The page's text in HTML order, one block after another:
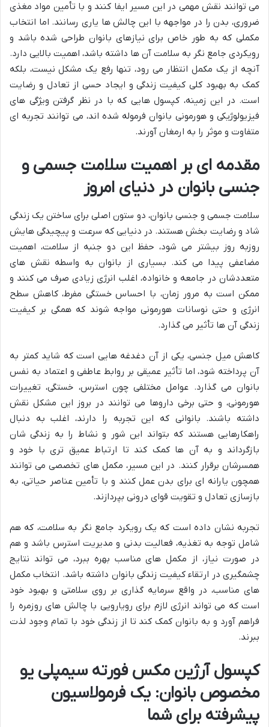
می توانند نقش مهمی در این مسیر ایفا کنند و با تأمین مواد مغذی
ضروری، بدن را در مواجهه با این چالش ها یاری رسانند. اما انتخاب
مکملی که به طور خاص برای نیازهای بانوان طراحی شده باشد و
رویکردی جامع نگر به سلامت آن ها داشته باشد، اهمیت بالایی دارد.
آنچه از یک مکمل انتظار می رود، تنها رفع یک مشکل نیست، بلکه
کمک به بهبود کلی کیفیت زندگی و ایجاد حسی از تعادل و رضایت
است. در این زمینه، کپسول هایی که با در نظر گرفتن ویژگی های
فیزیولوژیکی و هورمونی بانوان فرموله شده اند، می توانند تجربه ای
متفاوت و موثر را به ارمغان آورند.
مقدمه ای بر اهمیت سلامت جسمی و
جنسی بانوان در دنیای امروز
سلامت جسمی و جنسی بانوان، دو ستون اصلی برای ساختن یک زندگی
شاد و رضایت بخش هستند. در دنیایی که سرعت و پیچیدگی هایش
روزبه روز بیشتر می شود، حفظ این دو جنبه از سلامت، اهمیت
مضاعفی پیدا می کند. بسیاری از بانوان به واسطه نقش های
متعددشان در جامعه و خانواده، اغلب انرژی زیادی صرف می کنند و
ممکن است به مرور زمان، با احساس خستگی مفرط، کاهش سطح
انرژی و حتی نوسانات هورمونی مواجه شوند که همگی بر کیفیت
زندگی آن ها تأثیر می گذارد.
کاهش میل جنسی، یکی از آن دغدغه هایی است که شاید کمتر به
آن پرداخته شود، اما تأثیر عمیقی بر روابط عاطفی و اعتماد به نفس
بانوان می گذارد. عوامل مختلفی چون استرس، خستگی، تغییرات
هورمونی، و حتی برخی داروها می توانند در بروز این مشکل نقش
داشته باشند. بانوانی که این تجربه را دارند، اغلب به دنبال
راهکارهایی هستند که بتواند این شور و نشاط را به زندگی شان
بازگرداند و به آن ها کمک کند تا ارتباط عمیق تری با خود و
همسرشان برقرار کنند. در این مسیر، مکمل های تخصصی می توانند
همچون یارانه ای برای بدن عمل کنند و با تأمین عناصر حیاتی، به
بازسازی تعادل و تقویت قوای درونی بپردازند.
تجربه نشان داده است که یک رویکرد جامع نگر به سلامت، که هم
شامل توجه به تغذیه، فعالیت بدنی و مدیریت استرس باشد و هم
در صورت نیاز، از مکمل های مناسب بهره ببرد، می تواند نتایج
چشمگیری در ارتقاء کیفیت زندگی بانوان داشته باشد. انتخاب مکمل
های مناسب، در واقع سرمایه گذاری بر روی سلامتی و بهبود خود
است که می تواند انرژی لازم برای رویارویی با چالش های روزمره را
فراهم آورد و به بانوان کمک کند تا از زندگی خود با تمام وجود لذت
ببرند.
کپسول آرژین مکس فورته سیمپلی یو
مخصوص بانوان: یک فرمولاسیون
پیشرفته برای شما